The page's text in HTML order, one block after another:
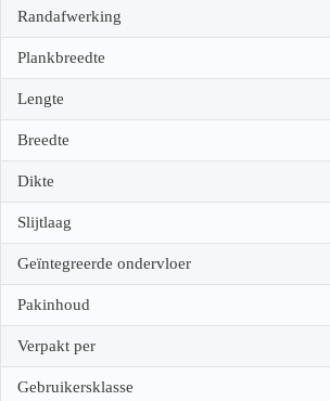
Randafwerking
Plankbreedte
Lengte
Breedte
Dikte
Slijtlaag
Geïntegreerde ondervloer
Pakinhoud
Verpakt per
Gebruikersklasse